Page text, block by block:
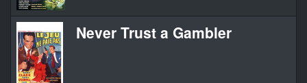
Never Trust a Gambler